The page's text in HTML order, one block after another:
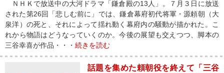
ＮＨＫで放送中の大河ドラマ「鎌倉殿の13人」。７月３日に放送
された第26回「悲しむ前に」では、鎌倉幕府初代将軍・源頼朝（大
泉洋）の死と、それによって揺れ動く幕府内の騒動が描かれた。こ
れから物語はどうなっていくのか。今後の展望も交えつつ、脚本の
三谷幸喜が作品・・・ 続きを読む
話題を集めた頼朝役を終えて「三谷